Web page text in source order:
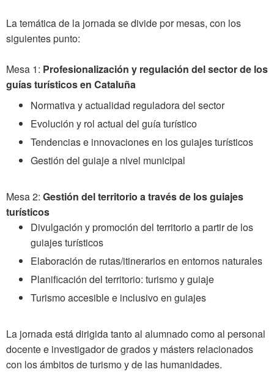
La temática de la jornada se divide por mesas, con los
siguientes punto:
Mesa 1: Profesionalización y regulación del sector de los
guías turísticos en Cataluña
Normativa y actualidad reguladora del sector
Evolución y rol actual del guía turístico
Tendencias e innovaciones en los guiajes turísticos
Gestión del guiaje a nivel municipal
Mesa 2: Gestión del territorio a través de los guiajes
turísticos
Divulgación y promoción del territorio a partir de los
guiajes turísticos
Elaboración de rutas/itinerarios en entornos naturales
Planificación del territorio: turismo y guiaje
Turismo accesible e inclusivo en guiajes
La jornada está dirigida tanto al alumnado como al personal
docente e investigador de grados y másters relacionados
con los ámbitos de turismo y de las humanidades.